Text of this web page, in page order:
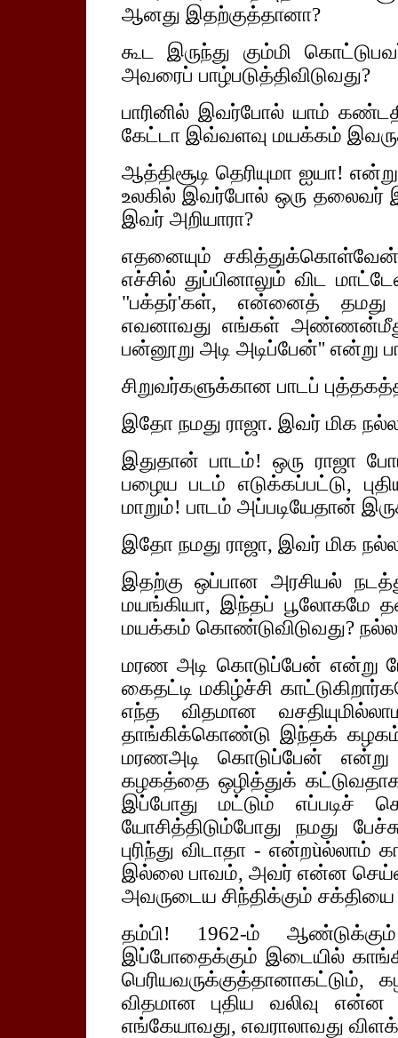
ஆனது இதற்குத்தானா?
கூட இருந்து கும்மி
அவரைப் பாழ்படுத்திவிடுவது?
பாரினில் இவர்போல் யாம்
கேட்டா இவ்வளவு மயக்கம்
ஆத்திசூடி தெரியுமா ஐயா!
உலகில் இவர்போல் ஒரு தலைவர்
இவர் அறியாரா?
எதனையும்
எச்சில் துப்பினாலும் விட
"பக்தர்'கள், என்னைத் தமது
எவனாவது எங்கள் அண்ணன்மீது
பன்னூறு அடி அடிப்பேன்'' என்று
சிறுவர்களுக்கான பாடப்
இதோ நமது ராஜா. இவர் மிக
இதுதான் பாடம்! ஒரு ராஜா
பழைய படம் எடுக்கப்பட்டு,
மாறும்! பாடம் அப்படியேதான்
இதோ நமது ராஜா, இவர் மிக
இதற்கு ஒப்பான அரசியல்
மயங்கியா, இந்தப் பூலோகமே தன்
மயக்கம் கொண்டுவிடுவது?
மரண அடி கொடுப்பேன் என்று
கைதட்டி மகிழ்ச்சி
எந்த விதமான
தாங்கிக்கொண்டு இந்தக் கழகம்
மரணஅடி கொடுப்பேன் என்று
கழகத்தை ஒழித்துக்
இப்போது மட்டும் எப்படிச்
யோசித்திடும்போது நமது
புரிந்து விடாதா - என்றùல்லாம்
இல்லை பாவம், அவர் என்ன
அவருடைய சிந்திக்கும் சக்தியை
தம்பி! 1962-ம்
இப்போதைக்கும் இடையில்
விதமான புதிய வலிவு என்ன
எங்கேயாவது, எவராலாவது